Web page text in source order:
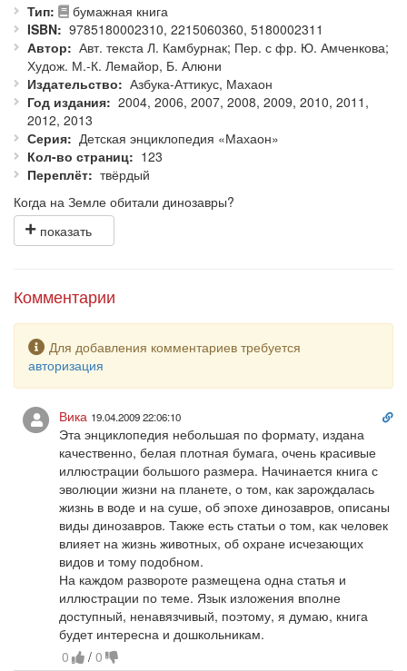
Тип
бумажная книга
ISBN
9785180002310, 2215060360, 5180002311
Автор
Авт. текста Л. Камбурнак; Пер. с фр. Ю. Амченкова;
Худож. М.-К. Лемайор, Б. Алюни
Издательство
Азбука-Аттикус, Махаон
Год издания
2004, 2006, 2007, 2008, 2009, 2010, 2011,
2012, 2013
Серия
Детская энциклопедия «Махаон»
Кол-во страниц
123
Переплёт
твёрдый
Когда на Земле обитали динозавры?
Каких они были размеров?
Как реконструировать их скелет?
Птицей или динозавром был причудливый археоптерикс?
Почему динозавры вымерли?
Какие животные пришли им на смену?
По каким причинам и сейчас продолжают исчезать целые
биологические виды?
Что люди делают для спасения редких животных?
Ответы на эти и многие другие вопросы юные читатели найдут
в этой красочно иллюстрированной книге, которая поможет
заглянуть в удивительный мир динозавров и других
исчезнувших животных, а также заставит задуматься о судьбах
современных животных, оказавшихся на грани вымирания.
Для детей среднего школьного возраста.
Комментарии
Предупреждение
Для добавления комментариев требуется
авторизация
Вика 19.04.2009 22:06:10
Эта энциклопедия небольшая по формату, издана
качественно, белая плотная бумага, очень красивые
иллюстрации большого размера. Начинается книга с
эволюции жизни на планете, о том, как зарождалась
жизнь в воде и на суше, об эпохе динозавров, описаны
виды динозавров. Также есть статьи о том, как человек
влияет на жизнь животных, об охране исчезающих
видов и тому подобном.
На каждом развороте размещена одна статья и
иллюстрации по теме. Язык изложения вполне
доступный, ненавязчивый, поэтому, я думаю, книга
будет интересна и дошкольникам.
0
/ 0